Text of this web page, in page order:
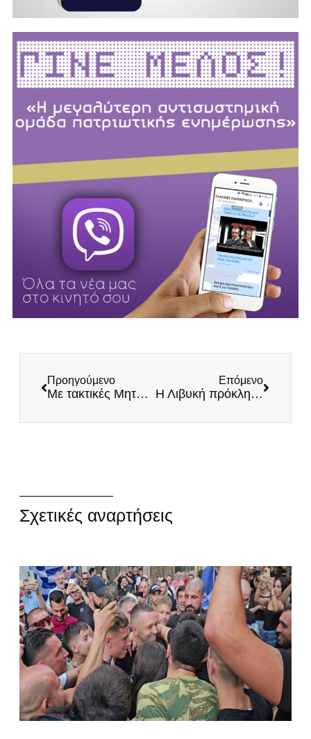
Προηγούμενο
Με τακτικές Μητσοτάκη ο Ερντογάν – Συνελλήφθη ο Εκρέμ Ιμάμογλου μαζί με άλλους αντιπάλους του τουρκικού καθεστώτος
Επόμενο
Η Λιβυκή πρόκληση και οι κίνδυνοι για την ελληνική ΑΟΖ
Σχετικές αναρτήσεις